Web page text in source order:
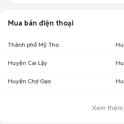
Mua bán điện thoại
Thành phố Mỹ Tho
Huyện Cai Lậy
Huyện Chợ Gạo
Xem thêm